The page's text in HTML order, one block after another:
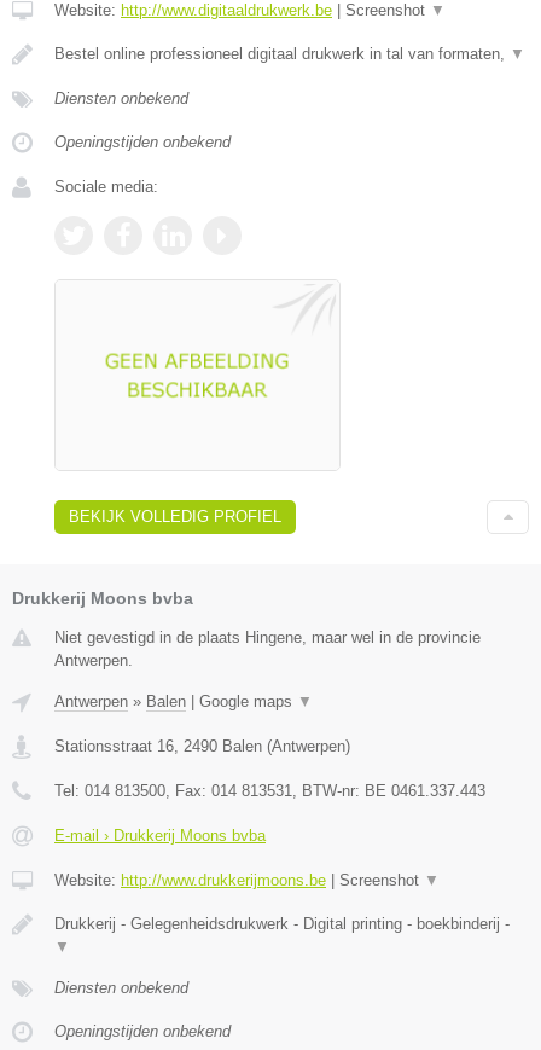
Website: http://www.digitaaldrukwerk.be Screenshot ▼
Bestel online professioneel digitaal drukwerk in tal van formaten, ▼
Diensten onbekend
Openingstijden onbekend
Sociale media:
BEKIJK VOLLEDIG PROFIEL
Drukkerij Moons bvba
Niet gevestigd in de plaats Hingene, maar wel in de provincie
Antwerpen.
Antwerpen » Balen | Google maps ▼
Stationsstraat 16 2490 Balen (Antwerpen)
Tel: 014 813500 , Fax: 014 813531 , BTW-nr: BE 0461.337.443
E-mail › Drukkerij Moons bvba
Website: http://www.drukkerijmoons.be | Screenshot ▼
Drukkerij - Gelegenheidsdrukwerk - Digital printing - boekbinderij -
▼
Diensten onbekend
Openingstijden onbekend